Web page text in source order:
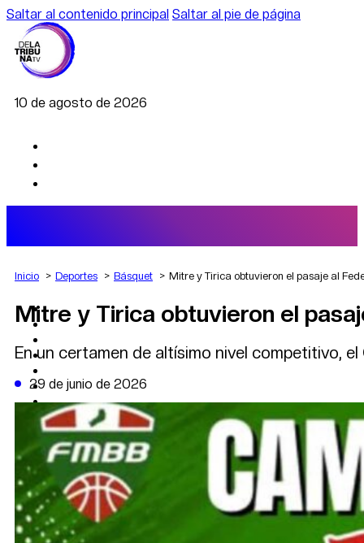
Saltar al contenido principal Saltar al pie de página
10 de agosto de 2026
AGRO
DEPORTES
POLÍTICA
DATA FIRME
DE LA TRIBUNA TV
Inicio Deportes Básquet Mitre y Tirica obtuvieron el pasaje al
Mitre y Tirica obtuvieron el
En un certamen de altísimo nivel competitivo,
29 de junio de 2026